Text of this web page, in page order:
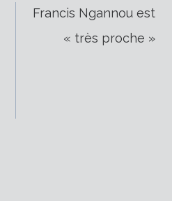
Francis Ngannou est
« très proche »